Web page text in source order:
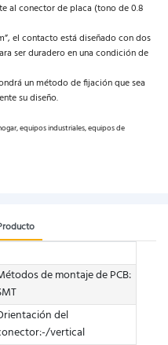
al conector de placa (tono de 0.8
el contacto está diseñado con dos
ser duradero en una condición de
un método de fijación que sea
su diseño.
equipos industriales, equipos de
de montaje de PCB:
del
vertical